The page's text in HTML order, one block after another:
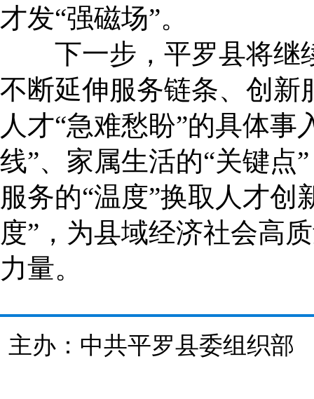
才发“强磁场”。
下一步，平罗县将继
不断延伸服务链条、创新
人才“急难愁盼”的具体
线”、家属生活的“关键点
服务的“温度”换取人才创
度”，为县域经济社会高
力量。
主办：中共平罗县委组织